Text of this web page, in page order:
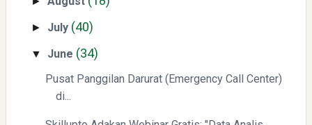
Mengenal Dampak Kenaikan Suku Bunga terhadap Bitcoin
(BTC) dan Ekonomi Global
► July (40)
▼ June (34)
Pusat Panggilan Darurat (Emergency Call Center)
di...